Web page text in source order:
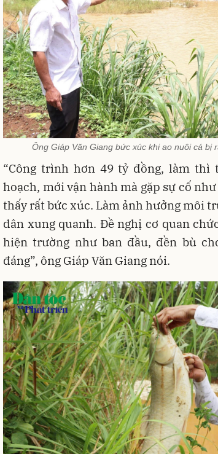
Ông Giáp Văn Giang bức xúc khi ao nuôi cá bị
“Công trình hơn 49 tỷ đồng, làm
hoạch, mới vận hành mà gặp sự cố
thấy rất bức xúc. Làm ảnh hưởng môi
dân xung quanh. Đề nghị cơ quan
hiện trường như ban đầu, đền bù
đáng”, ông Giáp Văn Giang nói.